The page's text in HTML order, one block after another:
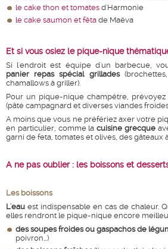
le cake thon et tomates d'Harmonie
le cake saumon et fêta de Maëva
Et si vous osiez le pique-nique
Si l'endroit est équipe d'un barbecue,
panier repas spécial grillades
chamallows à griller).
Pour un pique-nique champêtre,
(pâté campagnard et diverses viandes
A moins que vous ne préfériez axer votre
en particulier, comme la cuisine grecque
garni de feta, tomates et olives, des gâteaux
A ne pas oublier : les boissons et
Les boissons
L'eau est indispensable en cas de chaleur.
elles rendront le pique-nique encore
des soupes froides ou gaspachos de
poivron…)